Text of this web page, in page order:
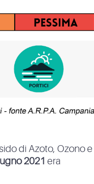
di Azoto, Ozono e
2021 era